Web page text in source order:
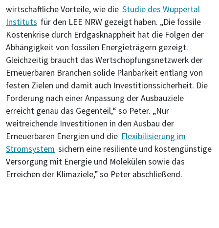
wirtschaftliche Vorteile, wie die Studie des Wuppertal
Instituts für den LEE NRW gezeigt haben. „Die fossile
Kostenkrise durch Erdgasknappheit hat die Folgen der
Abhängigkeit von fossilen Energieträgern gezeigt.
Gleichzeitig braucht das Wertschöpfungsnetzwerk der
Erneuerbaren Branchen solide Planbarkeit entlang von
festen Zielen und damit auch Investitionssicherheit. Die
Forderung nach einer Anpassung der Ausbauziele
erreicht genau das Gegenteil,“ so Peter. „Nur
weitreichende Investitionen in den Ausbau der
Erneuerbaren Energien und die Flexibilisierung im
Stromsystem sichern eine resiliente und kostengünstige
Versorgung mit Energie und Molekülen sowie das
Erreichen der Klimaziele,” so Peter abschließend.